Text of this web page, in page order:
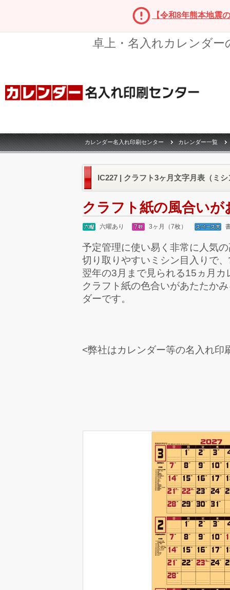
【令和8年熊本地震
卓上・名入れカレンダ
カレンダー名入れ印刷センター カレンダー一覧
IC227 | クラフト3ヶ月文字月表（ミ
クラフト紙の風合い
六曜あり 3ヶ月（7枚）
予定管理に使い易く非常に人気
切り取りやすいミシン目入りで
翌年の3月まで見られる15ヵ月カ
クラフト紙の色合いがあたたか
ダーです。
<弊社はカレンダー等の名入れ印